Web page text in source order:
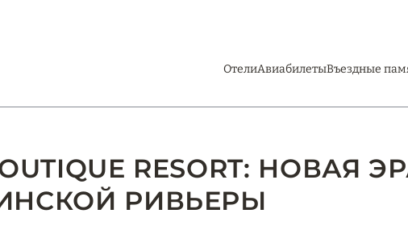
ОтелиАвиабилетыВъездные
RESORT: НОВАЯ
РИВЬЕРЫ